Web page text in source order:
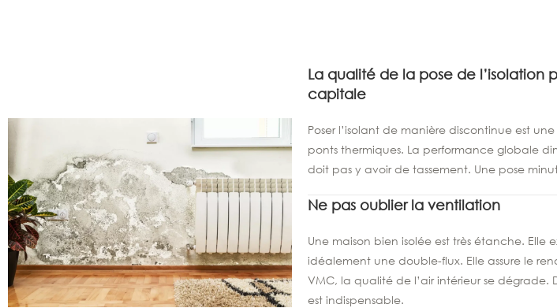
La qualité de la pose de l’isolation
capitale
Poser l’isolant de manière discontinue est
ponts thermiques. La performance globale
doit pas y avoir de tassement. Une pose
Ne pas oublier la ventilation
Une maison bien isolée est très étanche.
idéalement une double-flux. Elle assure le
VMC, la qualité de l’air intérieur se dégrade.
est indispensable.